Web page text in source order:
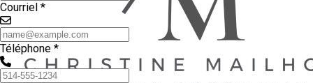
Courriel *
Téléphone *